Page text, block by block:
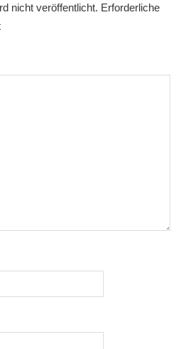
nicht veröffentlicht. Erforderliche